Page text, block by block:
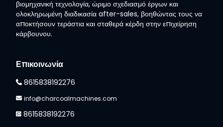
βιομηχανική τεχνολογία, ώριμο σχεδιασμό έργων και
ολοκληρωμένη διαδικασία after-sales, βοηθώντας τους να
αποκτήσουν τεράστια και σταθερά κέρδη στην επιχείρηση
κάρβουνου.
Επικοινωνία
8615838192276
info@charcoalmachines.com
8615838192276
Wechat